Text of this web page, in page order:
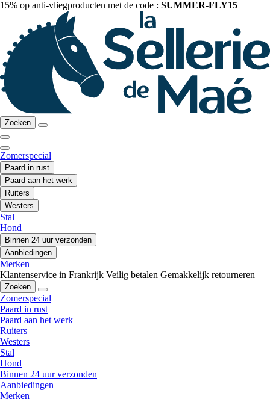
15% op anti-vliegproducten met de code : SUMMER-FLY15
Zoeken
Zomerspecial
Paard in rust
Paard aan het werk
Ruiters
Westers
Stal
Hond
Binnen 24 uur verzonden
Aanbiedingen
Merken
Klantenservice in Frankrijk Veilig betalen Gemakkelijk retourneren
Zoeken
Zomerspecial
Paard in rust
Paard aan het werk
Ruiters
Westers
Stal
Hond
Binnen 24 uur verzonden
Aanbiedingen
Merken